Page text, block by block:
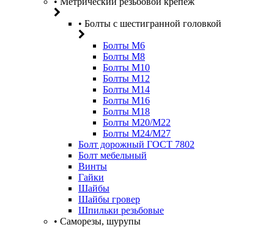
• Болты с шестигранной головкой
Болты М6
Болты М8
Болты М10
Болты М12
Болты М14
Болты М16
Болты М18
Болты М20/M22
Болты М24/М27
Болт дорожный ГОСТ 7802
Болт мебельный
Винты
Гайки
Шайбы
Шайбы гровер
Шпильки резьбовые
• Саморезы, шурупы